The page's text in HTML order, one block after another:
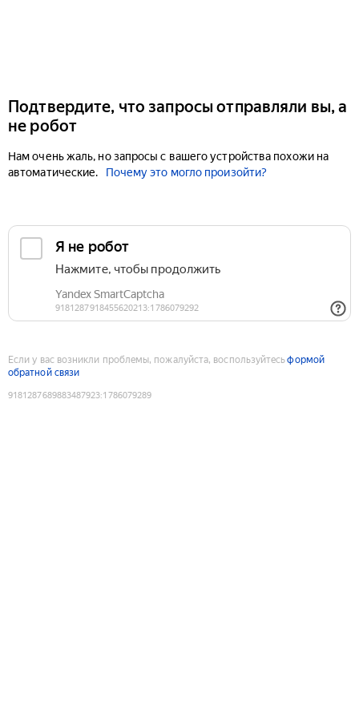
Подтвердите, что запросы отправляли вы, а
не робот
Нам очень жаль, но запросы с вашего устройства похожи на
автоматические.
Почему это могло произойти?
Если у вас возникли проблемы, пожалуйста, воспользуйтесьформой
обратной связи
9181287689883487923:1786079289